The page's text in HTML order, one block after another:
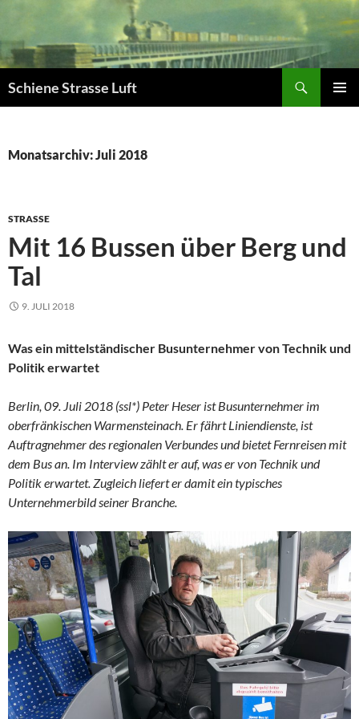
springen
Schiene Strasse Luft
Monatsarchiv: Juli 2018
STRASSE
Mit 16 Bussen über Berg und
Tal
9. JULI 2018
Was ein mittelständischer Busunternehmer von Technik und
Politik erwartet
Berlin, 09. Juli 2018 (ssl*) Peter Heser ist Busunternehmer im
oberfränkischen Warmensteinach. Er fährt Liniendienste, ist
Auftragnehmer des regionalen Verbundes und bietet Fernreisen mit
dem Bus an. Im Interview zählt er auf, was er von Technik und
Politik erwartet. Zugleich liefert er damit ein typisches
Unternehmerbild seiner Branche.